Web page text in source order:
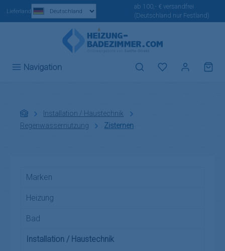
Zum Hauptinhalt springen
Lieferland
ab 100,- € versandfrei
(Deutschland nur Festland)
Navigation Du hast 0
Installation / Haustechnik
Regenwassernutzung
Zisternen
Marken
Heizung
Bad
Installation / Haustechnik